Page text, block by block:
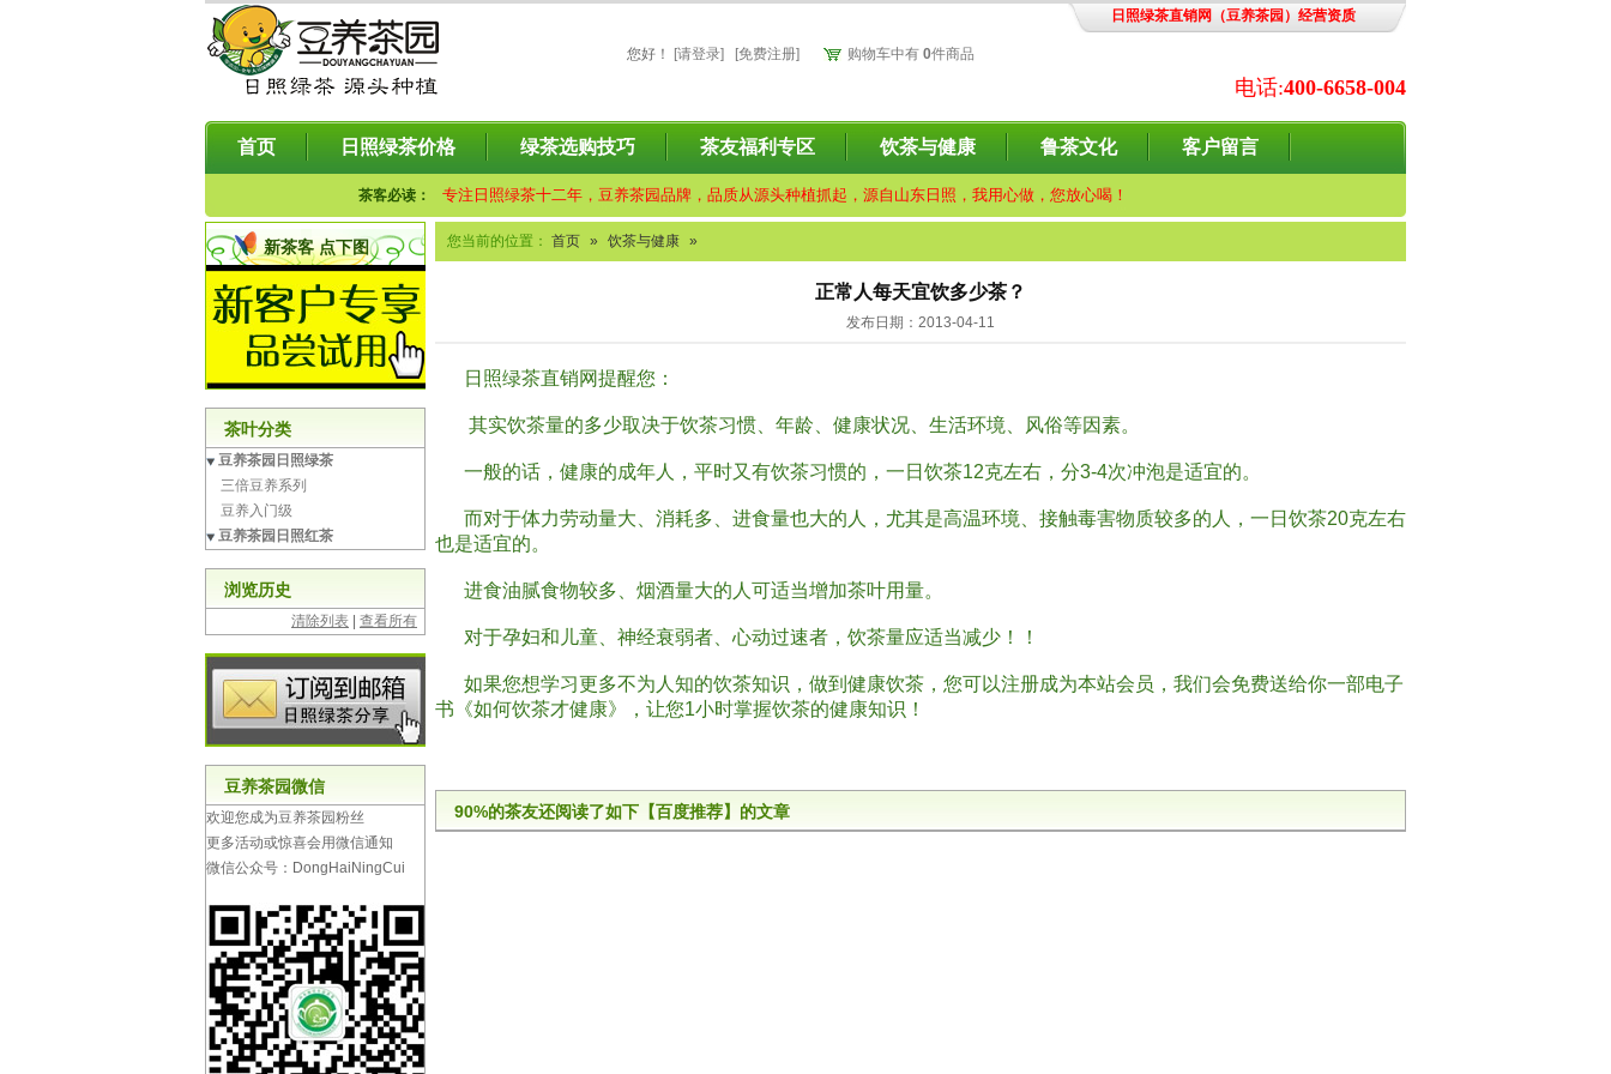
日照绿茶直销网（豆养茶园）经营资质
您好 ！ [请登录] [免费注册] 购物车中有 0件商品
电话:400-6658-004
首页 日照绿茶价格 绿茶选购技巧 茶友福利专区 饮茶与健康 鲁茶文化 客户留言
茶客必读： 专注日照绿茶十二年，豆养茶园品牌，品质从源头种植抓起，源自山东日照，我用心做，您放心喝！
新茶客 点下图
茶叶分类
豆养茶园日照绿茶
三倍豆养系列
豆养入门级
豆养茶园日照红茶
浏览历史
清除列表 查看所有
豆养茶园微信
欢迎您成为豆养茶园粉丝
更多活动或惊喜会用微信通知
微信公众号：DongHaiNingCui
您当前的位置： 首页 » 饮茶与健康 »
正常人每天宜饮多少茶？
发布日期：2013-04-11
日照绿茶直销网提醒您：
其实饮茶量的多少取决于饮茶习惯、年龄、健康状况、生活环境、风俗等因素。
一般的话，健康的成年人，平时又有饮茶习惯的，一日饮茶12克左右，分3-4次冲泡是适宜的。
而对于体力劳动量大、消耗多、进食量也大的人，尤其是高温环境、接触毒害物质较多的人，一日饮茶20克左右
也是适宜的。
进食油腻食物较多、烟酒量大的人可适当增加茶叶用量。
对于孕妇和儿童、神经衰弱者、心动过速者，饮茶量应适当减少！！
如果您想学习更多不为人知的饮茶知识，做到健康饮茶，您可以注册成为本站会员，我们会免费送给你一部电子
书《如何饮茶才健康》，让您1小时掌握饮茶的健康知识！
90%的茶友还阅读了如下【百度推荐】的文章